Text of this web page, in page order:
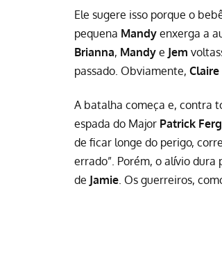
Ele sugere isso porque o
pequena Mandy enxerga a
Brianna, Mandy e Jem
passado. Obviamente, Claire
A batalha começa e, contra
espada do Major Patrick
de ficar longe do perigo,
errado”. Porém, o alívio dura
de Jamie. Os guerreiros,